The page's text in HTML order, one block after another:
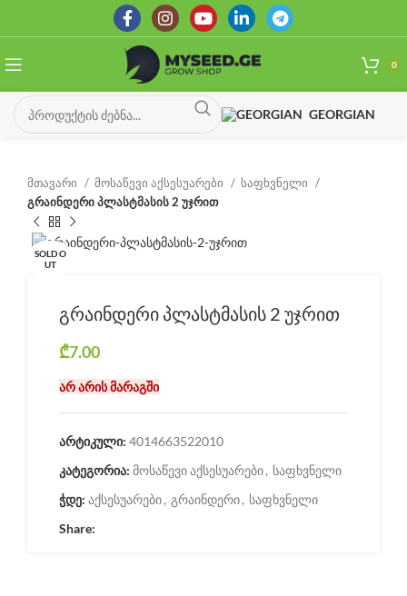
0
GEORGIAN
მთავარი მოსაწევი აქსესუარები
საფხვნელი
გრაინდერი პლასტმასის 2 უჯრით
SOLD O
UT
გრაინდერი პლასტმასის 2 უჯრით
₾7.00
არ არის მარაგში
არტიკული: 4014663522010
კატეგორია: მოსაწევი აქსესუარები, საფხვნელი
ჭდე: აქსესუარები, გრაინდერი, საფხვნელი
Share: